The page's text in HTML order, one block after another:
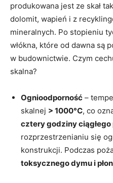
produkowana jest ze skał
dolomit, wapień i z
mineralnych. Po stopieniu
włókna, które od dawna są
w budownictwie. Czym
skalna?
Ognioodporność –
skalnej > 1000°C, co
czterygodziny ciągłego
rozprzestrzenianiu się
konstrukcji. Podczas
toksycznego dymui